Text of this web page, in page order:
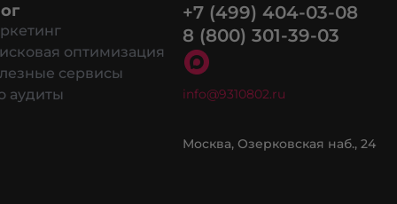
оптимизация
сервисы
аудиты
+7 (499) 404-03-08
8 (800) 301-39-03
info@9310802.ru
Москва, Озерковская наб., 24
cookie разрешить на сайте.